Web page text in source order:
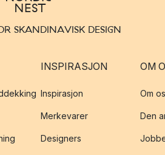
SKANDINAVISK DESIGN
INSPIRASJON
Inspirasjon
Merkevarer
Designers
OM
Om
Den